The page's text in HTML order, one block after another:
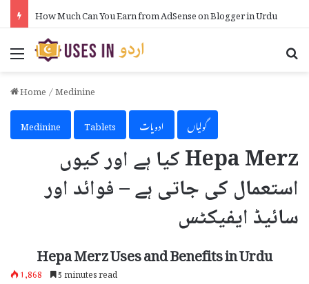
How Much Can You Earn from AdSense on Blogger in Urdu
Menu
Home/Medinine
Medinine
Tablets ادویات گولیاں
Hepa Merz کیا ہے اور کیوں
استعمال کی جاتی ہے – فوائد اور
سائیڈ ایفیکٹس
Hepa Merz Uses and Benefits in Urdu
1,868 5 minutes read